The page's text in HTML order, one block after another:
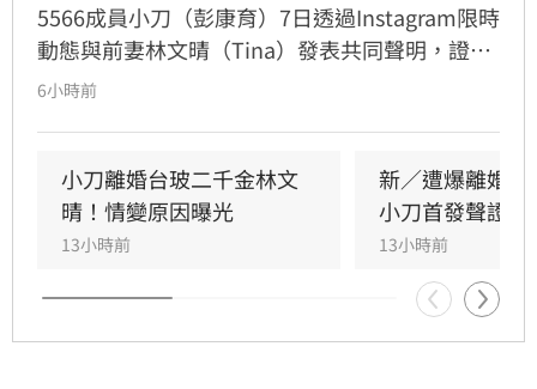
5566成員小刀（彭康育）7日透過Instagram限時
動態與前妻林文晴（Tina）發表共同聲明，證實
兩人已結束14年婚姻。聲明中表示，兩人其實已
同陪伴、守護一對子女成長，同時希望外界尊重
雙方決定，之後不再對離婚一事做任何回應。
6小時前
小刀離婚台玻二千金林文
晴！情變原因曝光
13小時前
新／遭爆離婚
小刀首發聲證實
13小時前